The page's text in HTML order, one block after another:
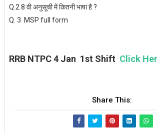
Q.2 8 वी अनुसूची में कितनी भाषा है ?
Q. 3 MSP full form
RRB NTPC 4 Jan 1st Shift Click
Share This: